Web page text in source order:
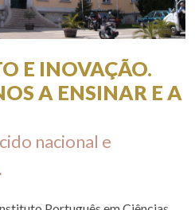
E INOVAÇÃO.
A ENSINAR E A
nacional e